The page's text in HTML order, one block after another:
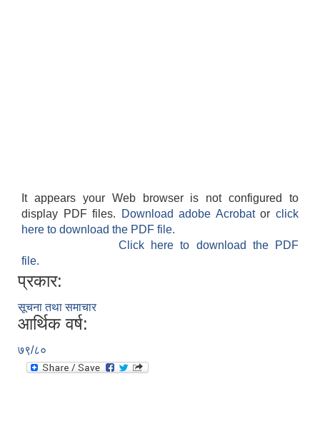
It appears your Web browser is not configured to
display PDF files.
Download adobe Acrobatorclick
here to download the PDF file.
Click here to download the PDF
file.
प्रकार:
सूचना तथा समाचार
आर्थिक वर्ष:
७९/८०